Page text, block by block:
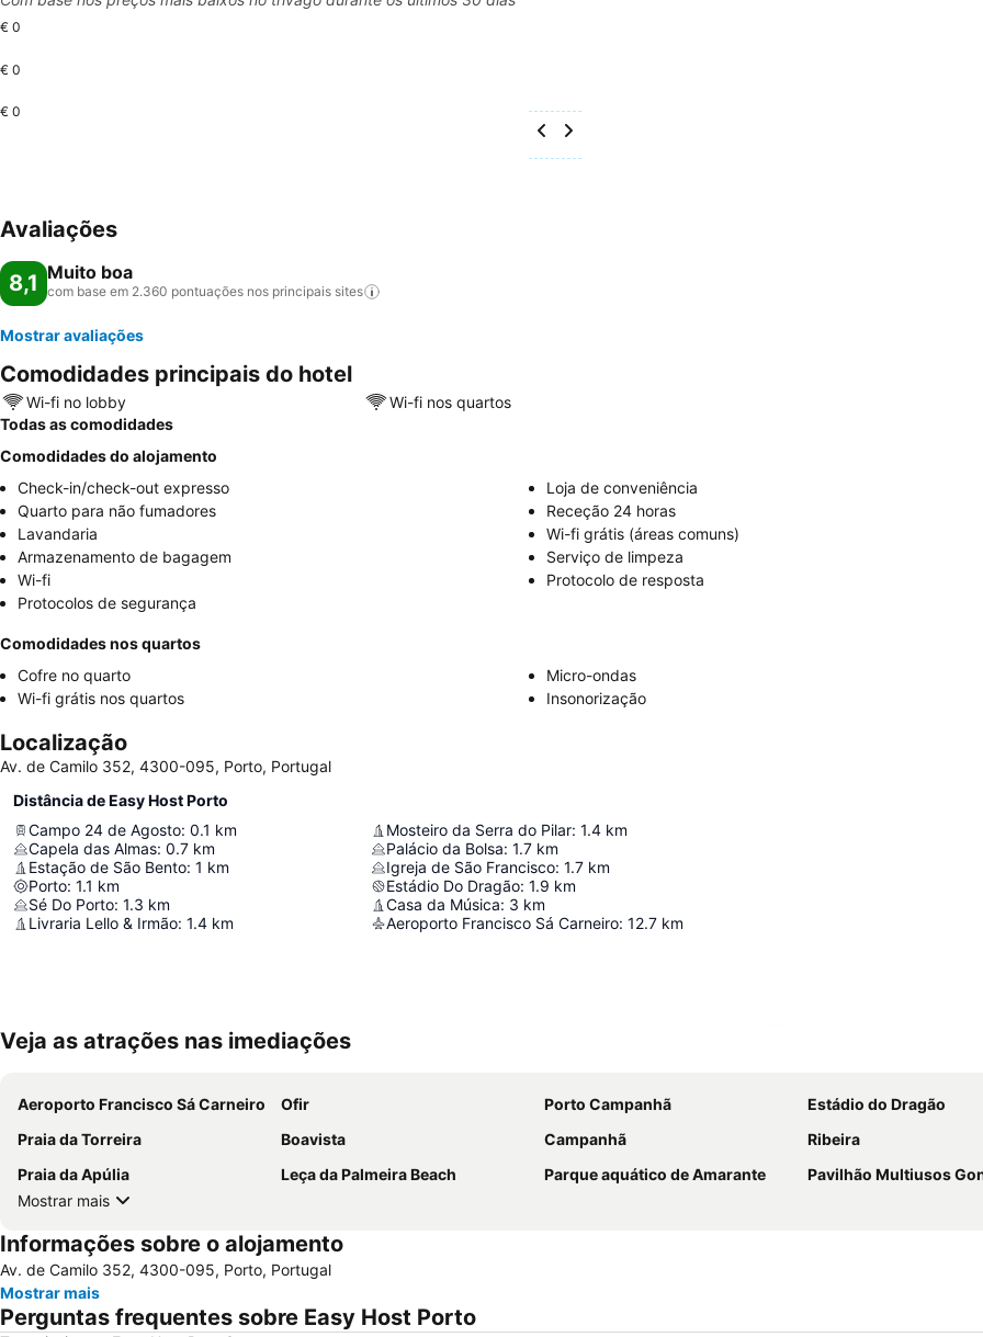
€ 0
€ 0
€ 0
Avaliações
8,1 Muito boa
com base em 2.360 pontuações nos principais sites
Mostrar avaliações
Comodidades principais do hotel
Wi-fi no lobby
Wi-fi nos quartos
Todas as comodidades
Comodidades do alojamento
Check-in/check-out expresso
Loja de conveniência
Quarto para não fumadores
Receção 24 horas
Lavandaria
Wi-fi grátis (áreas comuns)
Armazenamento de bagagem
Serviço de limpeza
Wi-fi
Protocolo de resposta
Protocolos de segurança
Comodidades nos quartos
Cofre no quarto
Micro-ondas
Wi-fi grátis nos quartos
Insonorização
Localização
Av. de Camilo 352, 4300-095, Porto, Portugal
Distância de Easy Host Porto
Campo 24 de Agosto: 0.1 km
Capela das Almas: 0.7 km
Estação de São Bento: 1 km
Porto: 1.1 km
Sé Do Porto: 1.3 km
Livraria Lello & Irmão: 1.4 km
Mosteiro da Serra do Pilar: 1.4 km
Palácio da Bolsa: 1.7 km
Igreja de São Francisco: 1.7 km
Estádio Do Dragão: 1.9 km
Casa da Música: 3 km
Aeroporto Francisco Sá Carneiro: 12.7 km
Veja as atrações nas imediações
Aeroporto Francisco Sá Carneiro Ofir Porto Campanhã
Estádio do Dragão
Praia da Torreira
Boavista Campanhã
Ribeira
Praia da Apúlia
Leça da Palmeira Beach Parque aquático de Amarante
Pavilhão Multiusos
Mostrar mais
Informações sobre o alojamento
Av. de Camilo 352, 4300-095, Porto, Portugal
Mostrar mais
Perguntas frequentes sobre Easy Host Porto